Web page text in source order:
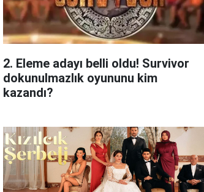
2. Eleme adayı belli oldu! Survivor
dokunulmazlık oyununu kim
kazandı?